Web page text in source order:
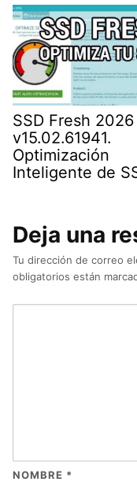
SSD Fresh 2026
v15.02.61941.
Optimización
Inteligente de
Deja una
Tu dirección de correo
obligatorios están
NOMBRE *